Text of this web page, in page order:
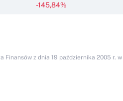
-145,84%
z dnia 19 października 2005 r.